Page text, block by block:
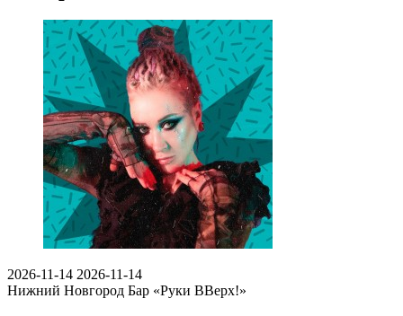
2026-11-14 2026-11-14
Нижний Новгород Бар «Руки ВВерх!»